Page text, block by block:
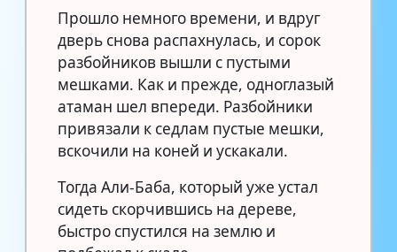
Прошло немного времени, и вдруг
дверь снова распахнулась, и сорок
разбойников вышли с пустыми
мешками. Как и прежде, одноглазый
атаман шел впереди. Разбойники
привязали к седлам пустые мешки,
вскочили на коней и ускакали.
Тогда Али-Баба, который уже устал
сидеть скорчившись на дереве,
быстро спустился на землю и